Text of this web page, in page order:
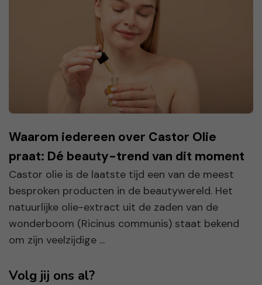
Waarom iedereen over Castor Olie
praat: Dé beauty-trend van dit moment
Castor olie is de laatste tijd een van de meest
besproken producten in de beautywereld. Het
natuurlijke olie-extract uit de zaden van de
wonderboom (Ricinus communis) staat bekend
om zijn veelzijdige ...
Volg jij ons al?